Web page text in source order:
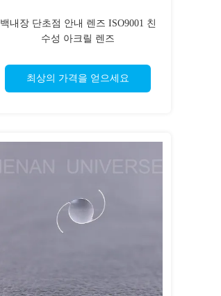
백내장 단초점 안내 렌즈 ISO9001 친
수성 아크릴 렌즈
최상의 가격을 얻으세요